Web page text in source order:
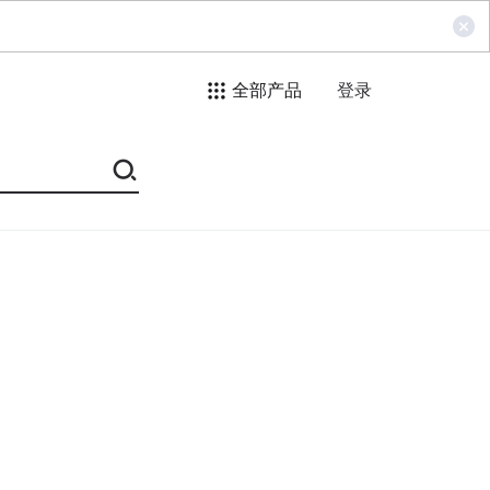
全部产品 登录